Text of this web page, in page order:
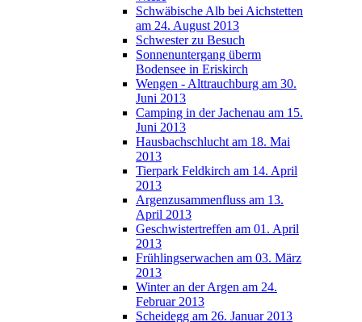
Schwäbische Alb bei Aichstetten
am 24. August 2013
Schwester zu Besuch
Sonnenuntergang überm
Bodensee in Eriskirch
Wengen - Alttrauchburg am 30.
Juni 2013
Camping in der Jachenau am 15.
Juni 2013
Hausbachschlucht am 18. Mai
2013
Tierpark Feldkirch am 14. April
2013
Argenzusammenfluss am 13.
April 2013
Geschwistertreffen am 01. April
2013
Frühlingserwachen am 03. März
2013
Winter an der Argen am 24.
Februar 2013
Scheidegg am 26. Januar 2013